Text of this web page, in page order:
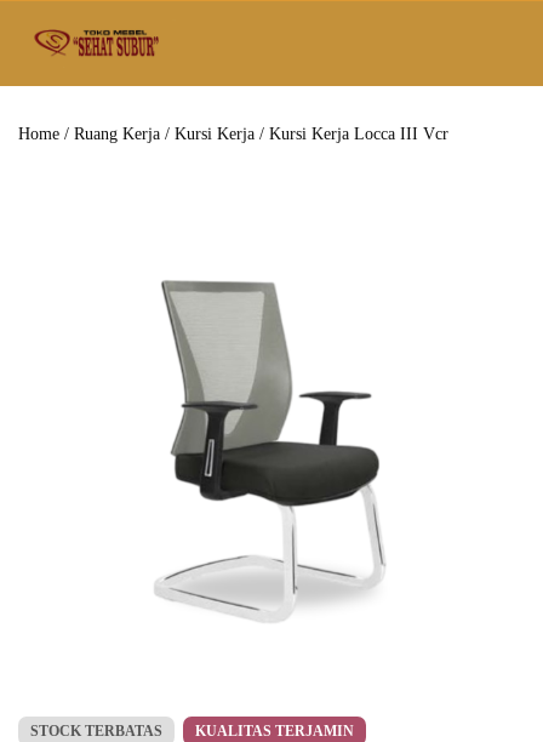
Home / Ruang Kerja / Kursi Kerja / Kursi Kerja Locca III Vcr
STOCK TERBATAS KUALITAS TERJAMIN